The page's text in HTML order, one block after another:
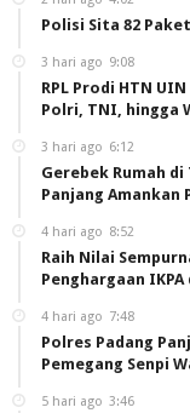
Polisi Sita 82
3 hari ago 9:08
RPL Prodi HTN
Polri, TNI, hingga
3 hari ago 6:12
Gerebek Rumah
Panjang Amankan
4 hari ago 8:52
Raih Nilai
Penghargaan
4 hari ago 7:48
Polres Padang
Pemegang Senpi
5 hari ago 3:46